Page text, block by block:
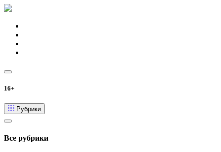
16+
Рубрики
Все рубрики